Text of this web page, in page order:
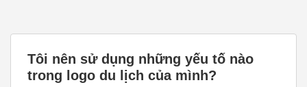
Tôi nên sử dụng những yếu tố nào
trong logo du lịch của mình?